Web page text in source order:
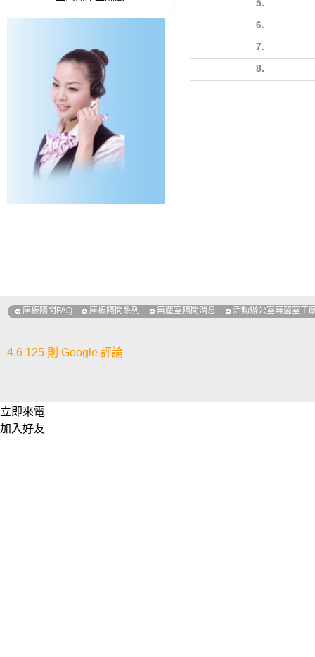
5.
6.
7.
8.
庫板隔間FAQ 庫板隔間系列 無塵室隔間消息 活動辦公室無菌室工
4.6 125 則 Google 評論
立即來電
加入好友